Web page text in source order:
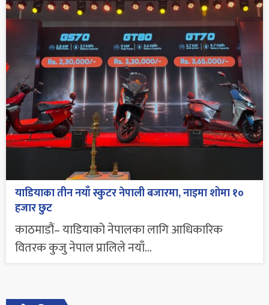
याडियाका तीन नयाँ स्कुटर नेपाली बजारमा, नाइमा शोमा १०
हजार छुट
काठमाडौं– याडियाको नेपालका लागि आधिकारिक
वितरक कुजु नेपाल प्रालिले नयाँ...